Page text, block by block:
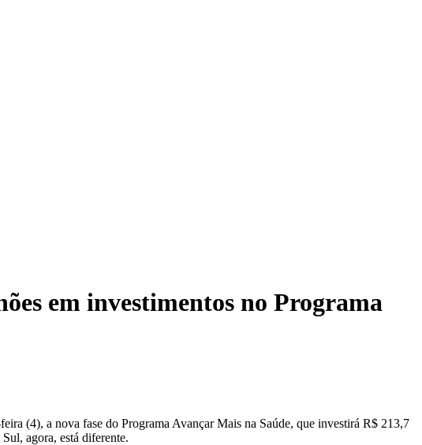
em investimentos no Programa
(4), a nova fase do Programa Avançar Mais na Saúde, que investirá R$ 213,7
agora, está diferente.